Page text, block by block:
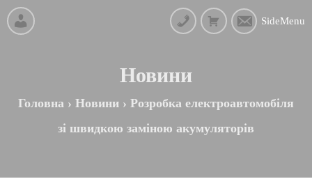
SideMenu
Новини
Головна › Новини › Розробка електроавтомобіля
зі швидкою заміною акумуляторів